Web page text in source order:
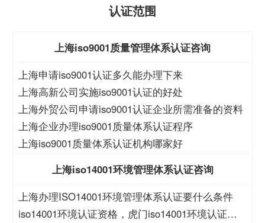
认证范围
上海iso9001质量管理体系认证咨询
上海申请iso9001认证多久能办理下来
上海高新公司实施iso9001认证的好处
上海外贸公司申请iso9001认证企业所需准备的资料
上海企业办理iso9001质量体系认证程序
上海iso9001质量体系认证机构哪家好
上海iso14001环境管理体系认证咨询
上海办理ISO14001环境管理体系认证要什么条件
iso14001环境认证资格，虎门iso14001环境认证资